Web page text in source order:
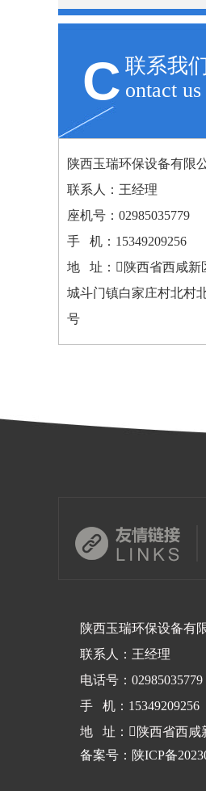
C 联系我
ontact us
陕西玉瑞环保设备有限
联系人：王经理
座机号： 02985035779
手 机：15349209256
地 址：陕西省西咸新
城斗门镇白家庄村北村
号
陕西玉瑞环保设备有
联系人：王经理
电话号： 02985035779
手 机：15349209256
地 址：陕西省西咸
备案号： 陕ICP备